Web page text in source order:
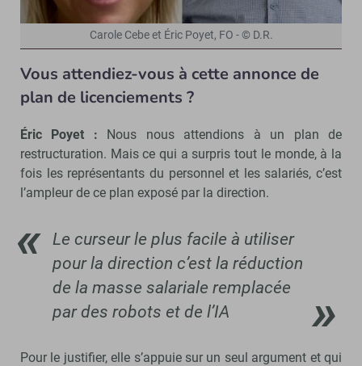
Carole Cebe et Éric Poyet, FO - © D.R.
Vous attendiez-vous à cette annonce de
plan de licenciements ?
Éric Poyet : Nous nous attendions à un plan de
restructuration. Mais ce qui a surpris tout le monde, à la
fois les représentants du personnel et les salariés, c’est
l’ampleur de ce plan exposé par la direction.
Le curseur le plus facile à utiliser
pour la direction c’est la réduction
de la masse salariale remplacée
par des robots et de l’IA
Pour le justifier, elle s’appuie sur un seul argument et qui